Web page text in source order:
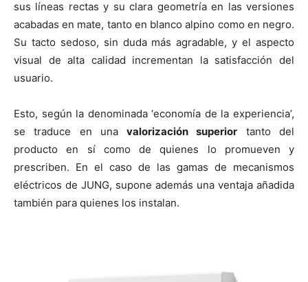
sus líneas rectas y su clara geometría en las versiones
acabadas en mate, tanto en blanco alpino como en negro.
Su tacto sedoso, sin duda más agradable, y el aspecto
visual de alta calidad incrementan la satisfacción del
usuario.
Esto, según la denominada ‘economía de la experiencia’,
se traduce en unavalorización superior tanto del
producto en sí como de quienes lo promueven y
prescriben. En el caso de las gamas de mecanismos
eléctricos de JUNG, supone además una ventaja añadida
también para quienes los instalan.